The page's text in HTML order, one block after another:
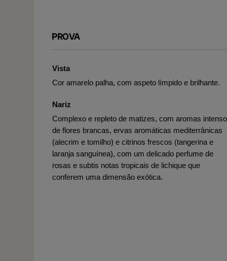
PROVA
Vista
Cor amarelo palha, com aspeto límpido e brilhante.
Nariz
Complexo e repleto de matizes, com aromas
de flores brancas, ervas aromáticas mediterrânicas
(alecrim e tomilho) e citrinos frescos (tangerina e
laranja sanguínea), com um delicado perfume de
rosas e subtis notas tropicais de lichique que
conferem uma dimensão exótica.